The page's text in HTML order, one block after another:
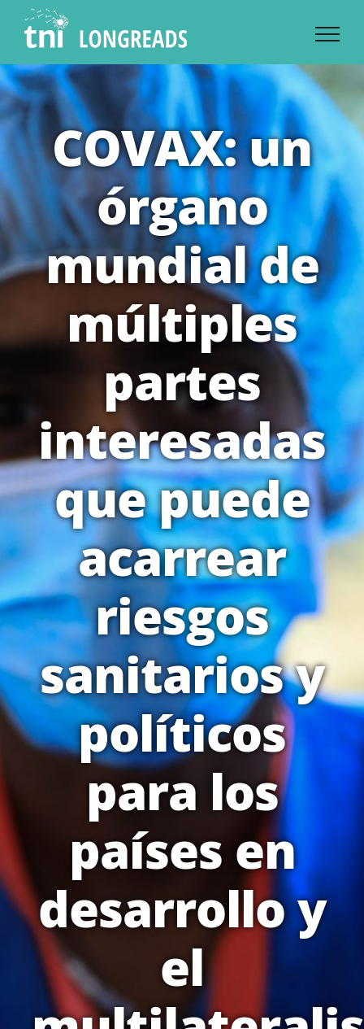
content
COVAX: un
órgano
mundial de
múltiples
partes
interesadas
que puede
acarrear
riesgos
sanitarios y
políticos
para los
países en
desarrollo y
el